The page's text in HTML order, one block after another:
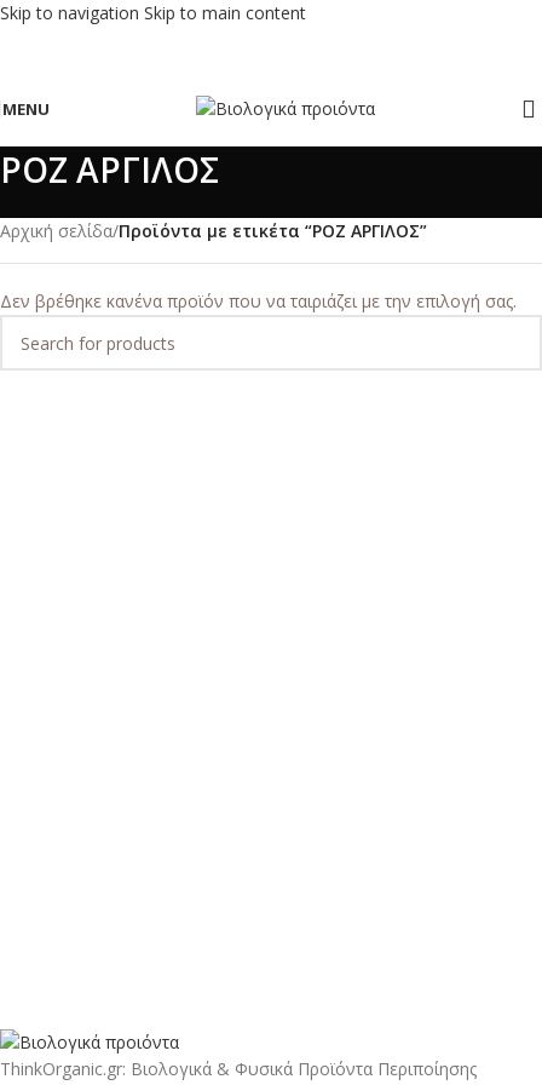
Skip to navigation Skip to main content
MENU
ΡΟΖ ΑΡΓΙΛΟΣ
Αρχική σελίδα/Προϊόντα με ετικέτα “ΡΟΖ ΑΡΓΙΛΟΣ”
Δεν βρέθηκε κανένα προϊόν που να ταιριάζει με την επιλογή σας.
ThinkOrganic.gr: Βιολογικά & Φυσικά Προϊόντα Περιποίησης